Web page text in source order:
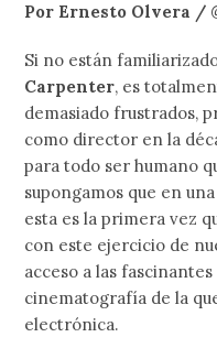
Por Ernesto Olvera /
Si no están
Carpenter, es
demasiado frustrados,
como director en la
para todo ser humano
supongamos que en
esta es la primera vez
con este ejercicio de
acceso a las
cinematografía de la
electrónica.